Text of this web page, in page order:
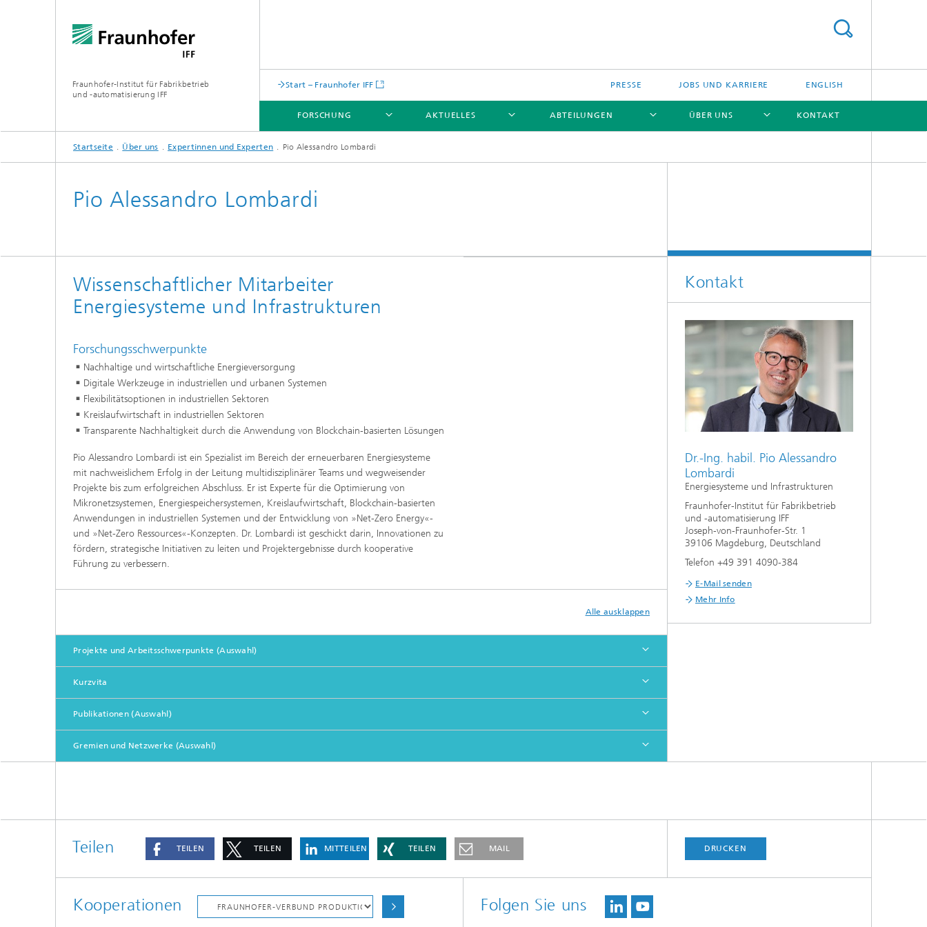
Fraunhofer-Institut für Fabrikbetrieb
und -automatisierung IFF
Start – Fraunhofer IFF PRESSE JOBS UND KARRIERE ENGLISH
FORSCHUNG
FORSCHUNG
AKTUELLES
AKTUELLES
ABTEILUNGEN
ABTEILUNGEN
ÜBER UNS
ÜBER UNS
KONTAKT
Startseite Über uns Expertinnen und Experten Pio Alessandro Lombardi
Pio Alessandro Lombardi
Wissenschaftlicher Mitarbeiter
Energiesysteme und Infrastrukturen
Forschungsschwerpunkte
Nachhaltige und wirtschaftliche Energieversorgung
Digitale Werkzeuge in industriellen und urbanen Systemen
Flexibilitätsoptionen in industriellen Sektoren
Kreislaufwirtschaft in industriellen Sektoren
Transparente Nachhaltigkeit durch die Anwendung von Blockchain-basierten Lösungen
Pio Alessandro Lombardi ist ein Spezialist im Bereich der erneuerbaren Energiesysteme
mit nachweislichem Erfolg in der Leitung multidisziplinärer Teams und wegweisender
Projekte bis zum erfolgreichen Abschluss. Er ist Experte für die Optimierung von
Mikronetzsystemen, Energiespeichersystemen, Kreislaufwirtschaft, Blockchain-basierten
Anwendungen in industriellen Systemen und der Entwicklung von »Net-Zero Energy«-
und »Net-Zero Ressources«-Konzepten. Dr. Lombardi ist geschickt darin, Innovationen zu
fördern, strategische Initiativen zu leiten und Projektergebnisse durch kooperative
Führung zu verbessern.
Alle ausklappen
Projekte und Arbeitsschwerpunkte (Auswahl)
Kurzvita
Publikationen (Auswahl)
Gremien und Netzwerke (Auswahl)
Kontakt
Dr.-Ing. habil. Pio Alessandro
Lombardi
Energiesysteme und Infrastrukturen
Fraunhofer-Institut für Fabrikbetrieb
und -automatisierung IFF
Joseph-von-Fraunhofer-Str. 1
39106 Magdeburg, Deutschland
Telefon +49 391 4090-384
E-Mail senden
Mehr Info
Teilen TEILEN TEILEN MITTEILEN TEILEN MAIL DRUCKEN
Kooperationen Folgen Sie uns